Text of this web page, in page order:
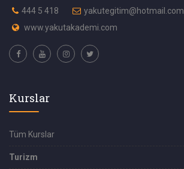
444 5 418
yakutegitim@hotmail.com
www.yakutakademi.com
Kurslar
Tüm Kurslar
Turizm